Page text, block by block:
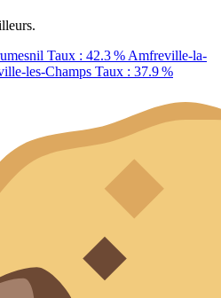
Taux : 42.3 % Amfreville-la-
les-Champs Taux : 37.9 %